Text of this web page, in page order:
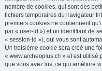
nombre de cookies, qui sont des
fichiers temporaires du navigateur
premiers cookies ne contiennent
par « user-id ») et un identifiant de
« session-id »), qui vous sont
Un troisième cookie sera créé une
« www.archeoplus.ch » et est utilisé
que vous avez lus, ce qui améliore